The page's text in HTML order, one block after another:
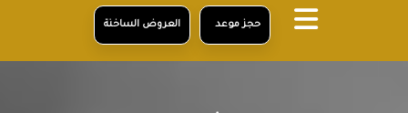
العروض الساخنة حجز موعد